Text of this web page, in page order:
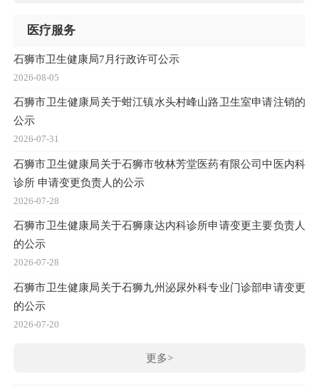
医疗服务
石狮市卫生健康局7月行政许可公示
2026-08-05
石狮市卫生健康局关于蚶江镇水头村峰山路卫生室申请注销的
公示
2026-07-31
石狮市卫生健康局关于石狮市牧林芳堂医药有限公司中医内科
诊所 申请变更负责人的公示
2026-07-28
石狮市卫生健康局关于石狮康达内科诊所申请变更主要负责人
的公示
2026-07-28
石狮市卫生健康局关于石狮九州泌尿外科专业门诊部申请变更
的公示
2026-07-20
更多>